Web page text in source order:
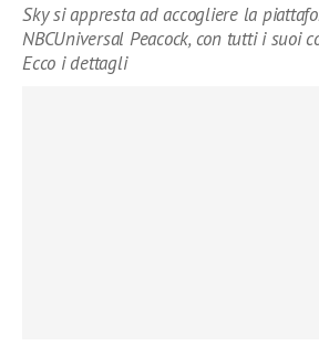
Sky si appresta ad accogliere la
NBCUniversal Peacock, con tutti i suoi
Ecco i dettagli